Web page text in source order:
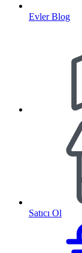
Evler Blog
Satıcı Ol